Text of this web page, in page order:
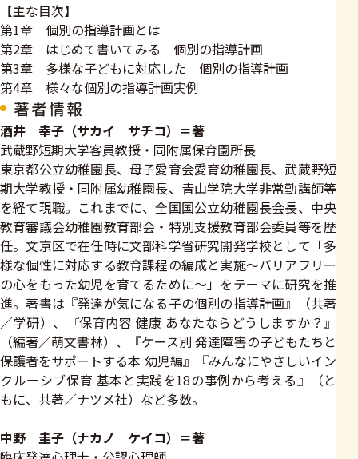
【主な目次】
第1章 個別の指導計画とは
第2章 はじめて書いてみる 個別の指導計画
第3章 多様な子どもに対応した 個別の指導計画
第4章 様々な個別の指導計画実例
著者情報
酒井 幸子（サカイ サチコ）＝著
武蔵野短期大学客員教授・同附属保育園所長
東京都公立幼稚園長、母子愛育会愛育幼稚園長、武蔵野短
期大学教授・同附属幼稚園長、青山学院大学非常勤講師等
を経て現職。これまでに、全国国公立幼稚園長会長、中央
教育審議会幼稚園教育部会・特別支援教育部会委員等を歴
任。文京区で在任時に文部科学省研究開発学校として「多
様な個性に対応する教育課程の編成と実施～バリアフリー
の心をもった幼児を育てるために～」をテーマに研究を推
進。著書は『発達が気になる子の個別の指導計画』（共著
／学研）、『保育内容 健康 あなたならどうしますか？』
（編著／萌文書林）、『ケース別 発達障害の子どもたちと
保護者をサポートする本 幼児編』『みんなにやさしいイン
クルーシブ保育 基本と実践を18の事例から考える』（と
もに、共著／ナツメ社）など多数。
中野 圭子（ナカノ ケイコ）＝著